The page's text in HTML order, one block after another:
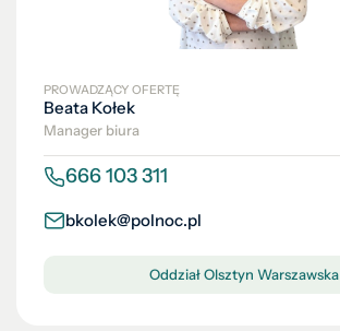
PROWADZĄCY OFERTĘ
Beata Kołek
Manager biura
666 103 311
bkolek@polnoc.pl
Oddział Olsztyn Warszawska